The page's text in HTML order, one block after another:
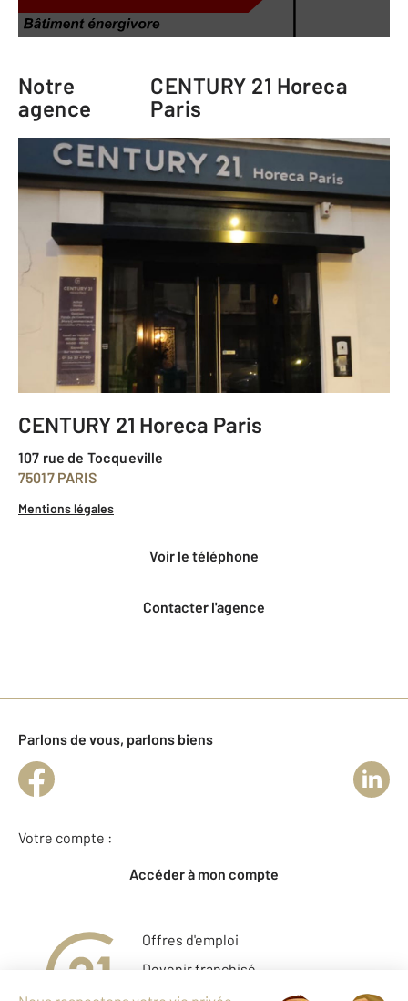
Notre
agence
CENTURY 21 Horeca
Paris
CENTURY 21 Horeca Paris
107 rue de Tocqueville
75017 PARIS
Mentions légales
voir le téléphone
Contacter l'agence
Parlons de vous, parlons biens
Votre compte :
Accéder à mon compte
Offres d'emploi
Devenir franchisé
Entreprise et commerce